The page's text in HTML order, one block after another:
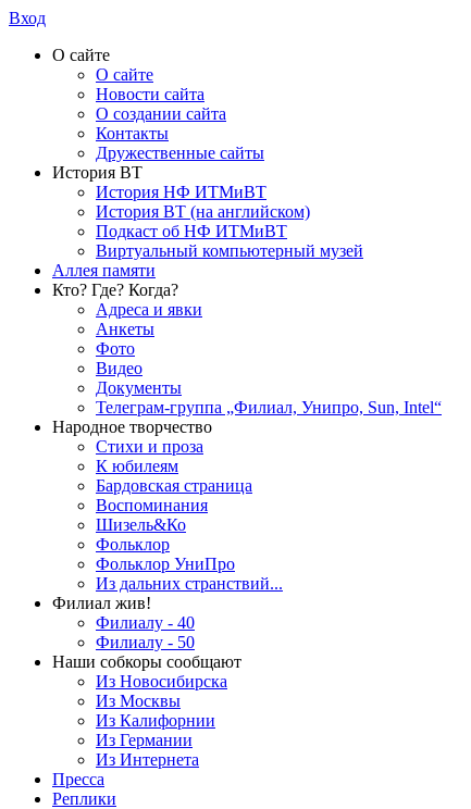
Вход
О сайте
О сайте
Новости сайта
О создании сайта
Контакты
Дружественные сайты
История ВТ
История НФ ИТМиВТ
История ВТ (на английском)
Подкаст об НФ ИТМиВТ
Виртуальный компьютерный музей
Аллея памяти
Кто? Где? Когда?
Адреса и явки
Анкеты
Фото
Видео
Документы
Телеграм-группа „Филиал, Унипро, Sun, Intel“
Народное творчество
Стихи и проза
К юбилеям
Бардовская страница
Воспоминания
Шизель&Ко
Фольклор
Фольклор УниПро
Из дальних странствий...
Филиал жив!
Филиалу - 40
Филиалу - 50
Наши собкоры сообщают
Из Новосибирска
Из Москвы
Из Калифорнии
Из Германии
Из Интернета
Пресса
Реплики